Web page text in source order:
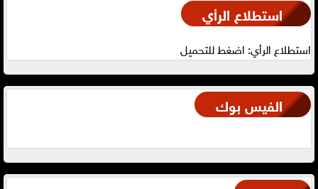
استطلاع الرأي
استطلاع الرأي: اضغط للتحميل
الفيس بوك